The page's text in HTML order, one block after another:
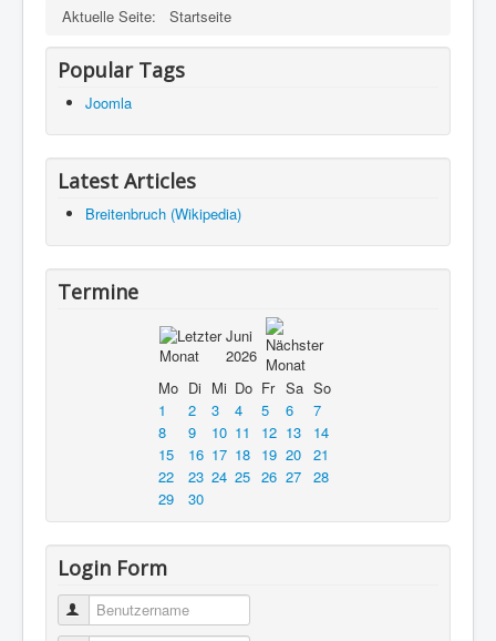
Aktuelle Seite:
Startseite
Popular Tags
Joomla
Latest Articles
Breitenbruch (Wikipedia)
Termine
Juni
2026
Mo Di Mi Do Fr Sa So
1
2 3 4 5 6
7
8
9 10 11 12 13
14
15
16 17 18 19 20
21
22
23 24 25 26 27
28
29
30
Login Form
Benutzername